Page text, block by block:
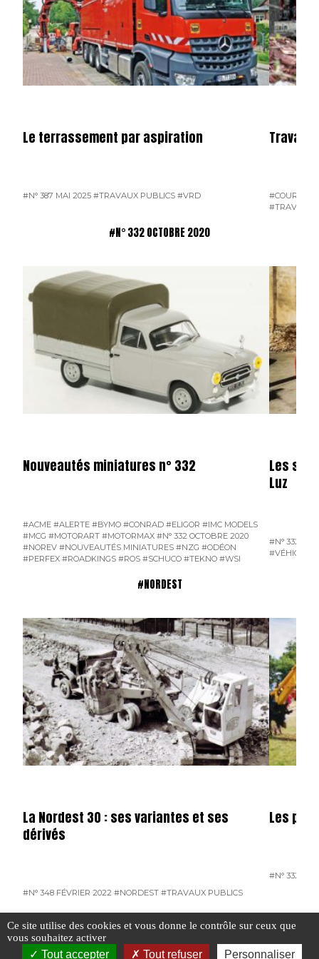
Le terrassement par aspiration
#N° 387 MAI 2025 #TRAVAUX PUBLICS #VRD
#COURRIER
#TRAVAUX
#N° 332 OCTOBRE 2020
Nouveautés miniatures n° 332
#ACME #ALERTE #BYMO #CONRAD #ELIGOR #IMC MODELS
#MCG #MOTORART #MOTORMAX #N° 332 OCTOBRE 2020
#NOREV #NOUVEAUTÉS MINIATURES #NZG #ODÉON
#PERFEX #ROADKINGS #ROS #SCHUCO #TEKNO #WSI
Les
Luz
#N° 332
#NORDEST
La Nordest 30 : ses variantes et ses
dérivés
#N° 348 FÉVRIER 2022 #NORDEST #TRAVAUX PUBLICS
Les
#N° 332
#TRAVAUX PUBLICS
Ce site utilise des cookies et vous donne le contrôle sur ceux que
vous souhaitez activer
Tout accepter Tout refuser Personnaliser